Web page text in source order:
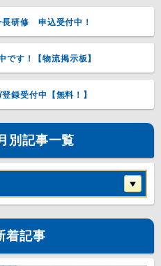
長研修 申込受付中！
です！【物流掲示板】
録受付中【無料！】
別記事一覧
着記事